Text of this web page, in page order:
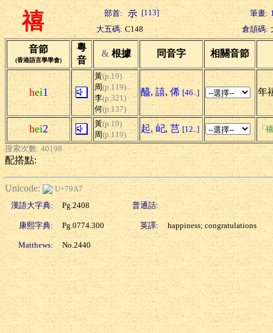
禧 部首: [113] 筆畫:
大五碼: C148 倉頡碼:
音節
(香港語言學學會)
粵
音
& 根據 同音字 相關音節
hei1
黃(p.19)
周(p.119)
李(p.321)
何(p.137)
醯, 譆, 俙 [46..] 年
hei2 黃(p.19)
周(p.119)
起, 屺, 芑 [12..] 「
搜索次數: 40198
配搭點:
Unicode:
U+79A7
漢語大字典:
Pg.2408 普通話:
康熙字典: Pg.0774.300 英譯: happiness; congratulations
Matthews: No.2440